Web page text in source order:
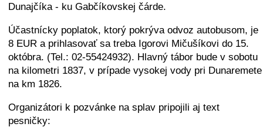
Dunajčíka - ku Gabčíkovskej čárde.
Účastnícky poplatok, ktorý pokrýva odvoz autobusom, je
8 EUR a prihlasovať sa treba Igorovi Mičušíkovi do 15.
októbra. (Tel.: 02-55424932). Hlavný tábor bude v sobotu
na kilometri 1837, v prípade vysokej vody pri Dunaremete
na km 1826.
Organizátori k pozvánke na splav pripojili aj text
pesničky: